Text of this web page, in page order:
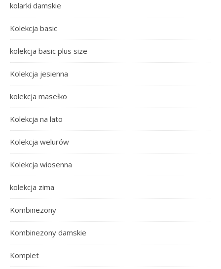
kolarki damskie
Kolekcja basic
kolekcja basic plus size
Kolekcja jesienna
kolekcja masełko
Kolekcja na lato
Kolekcja welurów
Kolekcja wiosenna
kolekcja zima
Kombinezony
Kombinezony damskie
Komplet